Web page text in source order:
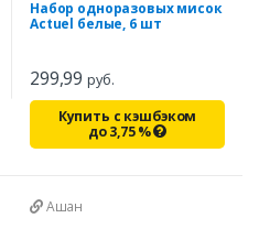
Набор одноразовых мисок
Actuel белые, 6 шт
299,99 руб.
Купить с кэшбэком
до3,75%
Ашан